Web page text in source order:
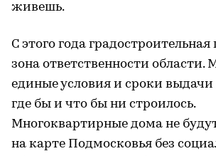
живешь.
С этого года
зона ответственности
единые условия и сроки
где бы и что бы ни строилось.
Многоквартирные дома не
на карте Подмосковья без